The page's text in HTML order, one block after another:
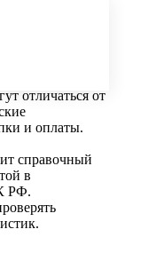
отличаться от
и оплаты.
справочный
в
РФ.